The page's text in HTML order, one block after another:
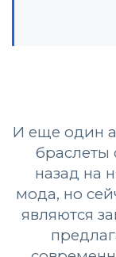
И еще один
браслеты
назад на
мода, но
являются